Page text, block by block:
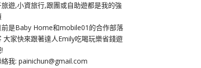
遊,小資旅行,跟團或自助遊都是我的強
前是Baby Home和mobile01的合作部落
大家快來跟著達人Emily吃喝玩樂省錢遊
我: painichun@gmail.com